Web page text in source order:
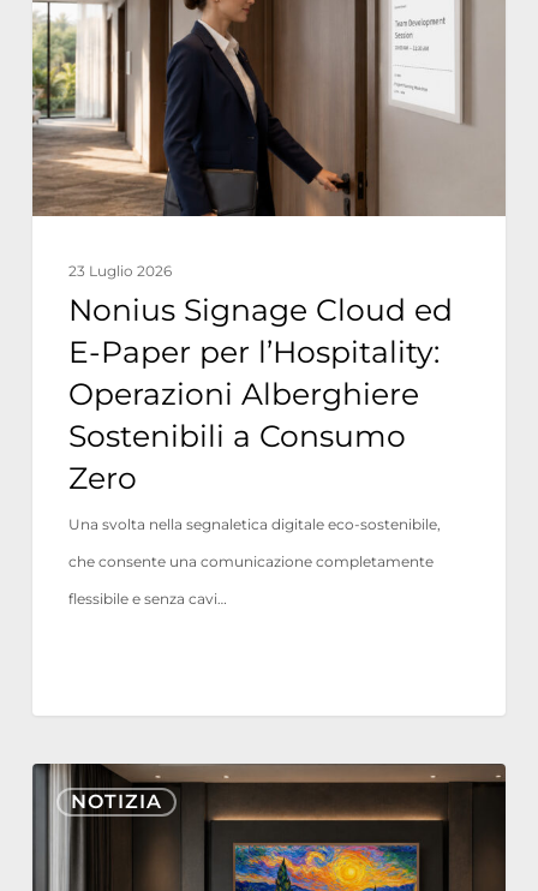
ed
E-
Paper
per
l’Hospitality:
Operazioni
Consumo
Zero
23 Luglio 2026
Nonius Signage Cloud ed
E-Paper per l’Hospitality:
Operazioni Alberghiere
Sostenibili a Consumo
Zero
Una svolta nella segnaletica digitale eco-sostenibile,
che consente una comunicazione completamente
flessibile e senza cavi…
NOTIZIA
Nonius
TV+